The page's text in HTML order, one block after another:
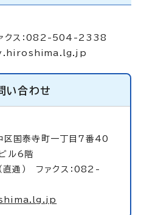
クス：082-504-2338
い合わせ
国泰寺町一丁目7番40
ル6階
通） ファクス：082-